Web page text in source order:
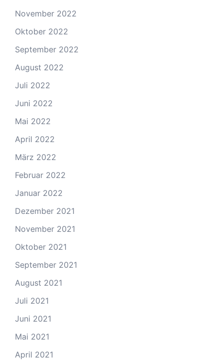
November 2022
Oktober 2022
September 2022
August 2022
Juli 2022
Juni 2022
Mai 2022
April 2022
März 2022
Februar 2022
Januar 2022
Dezember 2021
November 2021
Oktober 2021
September 2021
August 2021
Juli 2021
Juni 2021
Mai 2021
April 2021